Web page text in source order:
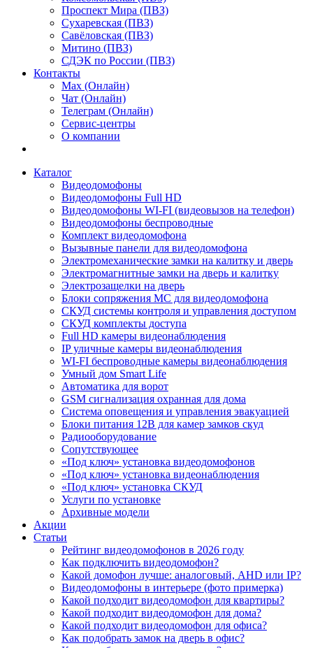
Проспект Мира (ПВЗ)
Сухаревская (ПВЗ)
Савёловская (ПВЗ)
Митино (ПВЗ)
СДЭК по России (ПВЗ)
Контакты
Max (Онлайн)
Чат (Онлайн)
Телеграм (Онлайн)
Сервис-центры
О компании
Каталог
Видеодомофоны
Видеодомофоны Full HD
Видеодомофоны WI-FI (видеовызов на телефон)
Видеодомофоны беспроводные
Комплект видеодомофона
Вызывные панели для видеодомофона
Электромеханические замки на калитку и дверь
Электромагнитные замки на дверь и калитку
Электрозащелки на дверь
Блоки сопряжения МС для видеодомофона
СКУД системы контроля и управления доступом
СКУД комплекты доступа
Full HD камеры видеонаблюдения
IP уличные камеры видеонаблюдения
WI-FI беспроводные камеры видеонаблюдения
Умный дом Smart Life
Автоматика для ворот
GSM сигнализация охранная для дома
Cистема оповещения и управления эвакуацией
Блоки питания 12В для камер замков скуд
Радиооборудование
Сопутствующее
«Под ключ» установка видеодомофонов
«Под ключ» установка видеонаблюдения
«Под ключ» установка СКУД
Услуги по установке
Архивные модели
Акции
Статьи
Рейтинг видеодомофонов в 2026 году
Как подключить видеодомофон?
Какой домофон лучше: аналоговый, AHD или IP?
Видеодомофоны в интерьере (фото примерка)
Какой подходит видеодомофон для квартиры?
Какой подходит видеодомофон для дома?
Какой подходит видеодомофон для офиса?
Как подобрать замок на дверь в офис?